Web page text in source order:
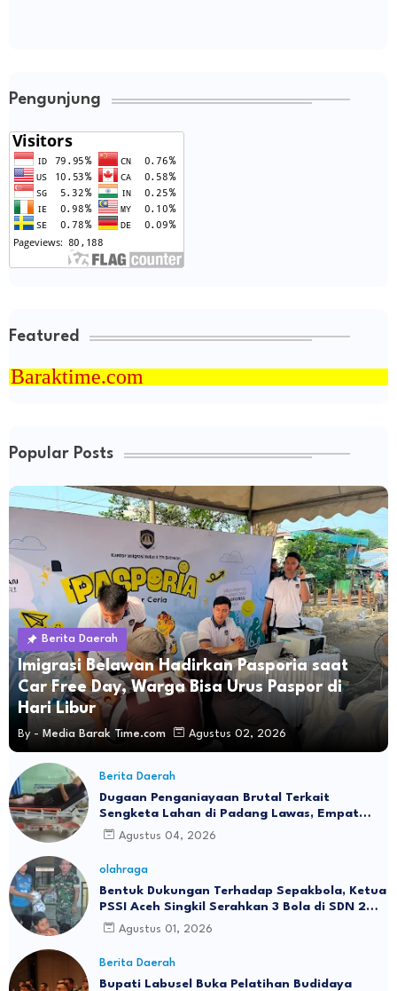
Pengunjung
Featured
Popular Posts
Berita Daerah
Imigrasi Belawan Hadirkan Pasporia saat
Car Free Day, Warga Bisa Urus Paspor di
Hari Libur
By - Media Barak Time.com Agustus 02, 2026
Berita Daerah
Dugaan Penganiayaan Brutal Terkait
Sengketa Lahan di Padang Lawas, Empat
Warga Terluka Parah
Agustus 04, 2026
olahraga
Bentuk Dukungan Terhadap Sepakbola, Ketua
PSSI Aceh Singkil Serahkan 3 Bola di SDN 2
RIMOAgustus 01, 2026
Berita Daerah
Bupati Labusel Buka Pelatihan Budidaya